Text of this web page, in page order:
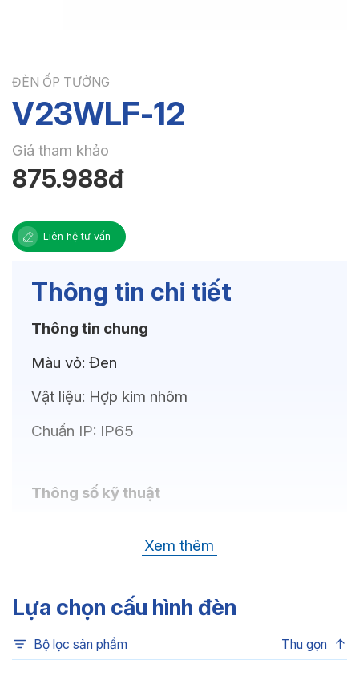
ĐÈN ỐP TƯỜNG
V23WLF-12
Giá tham khảo
875.988đ
Liên hệ tư vấn
Thông tin chi tiết
Thông tin chung
Màu vỏ: Đen
Vật liệu: Hợp kim nhôm
Chuẩn IP: IP65
Thông số kỹ thuật
6500K, 4000K, 3000K
Chỉ số hoàn màu:
CRI 80
720lm(W)
Xem thêm
Lựa chọn cấu hình đèn
Bộ lọc sản phẩm Thu gọn